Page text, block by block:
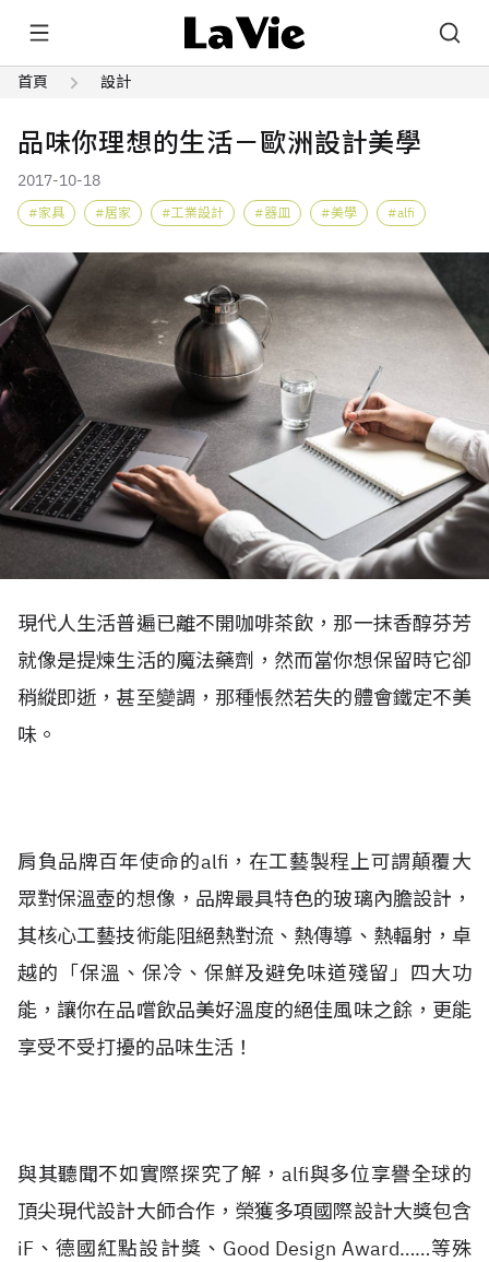
首頁 設計
品味你理想的生活－歐洲設計美學
2017-10-18
家具 居家 工業設計 器皿 美學 alfi
現代人生活普遍已離不開咖啡茶飲，那一抹香醇芬芳
就像是提煉生活的魔法藥劑，然而當你想保留時它卻
稍縱即逝，甚至變調，那種悵然若失的體會鐵定不美
味。
肩負品牌百年使命的alfi，在工藝製程上可謂顛覆大
眾對保溫壺的想像，品牌最具特色的玻璃內膽設計，
其核心工藝技術能阻絕熱對流、熱傳導、熱輻射，卓
越的「保溫、保冷、保鮮及避免味道殘留」四大功
能，讓你在品嚐飲品美好溫度的絕佳風味之餘，更能
享受不受打擾的品味生活！
與其聽聞不如實際探究了解，alfi與多位享譽全球的
頂尖現代設計大師合作，榮獲多項國際設計大獎包含
iF、德國紅點設計獎、Good Design Award……等殊